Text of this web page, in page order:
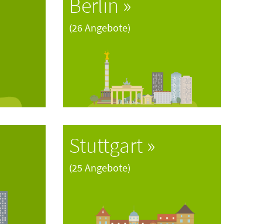
Berlin
(26 Angebote)
Stuttgart
(25 Angebote)